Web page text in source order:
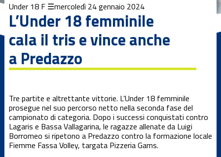
Under 18 F mercoledì 24 gennaio 2024
L’Under 18 femminile
cala il tris e vince anche
a Predazzo
Tre partite e altrettante vittorie. L’Under 18 femminile
prosegue nel suo percorso netto nella seconda fase del
campionato di categoria. Dopo i successi conquistati contro
Lagaris e Bassa Vallagarina, le ragazze allenate da Luigi
Borromeo si ripetono a Predazzo contro la formazione locale
Fiemme Fassa Volley, targata Pizzeria Gams.
Maschile
3ª Divisione
femminile
Beach Volley
Brenta
Kamp
Dalla società